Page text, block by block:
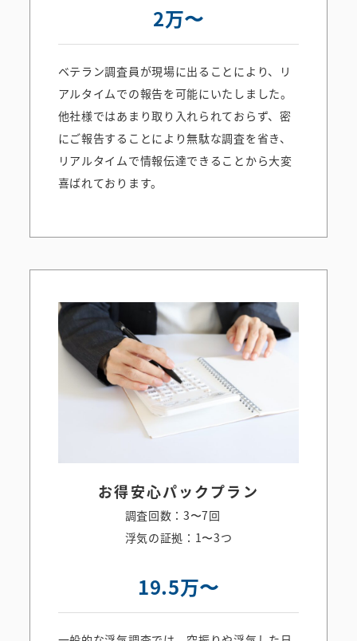
2万〜
ベテラン調査員が現場に出ることにより、リ
アルタイムでの報告を可能にいたしました。
他社様ではあまり取り入れられておらず、密
にご報告することにより無駄な調査を省き、
リアルタイムで情報伝達できることから大変
喜ばれております。
お得安心パックプラン
19.5万〜
調査回数：3〜7回
浮気の証拠：1〜3つ